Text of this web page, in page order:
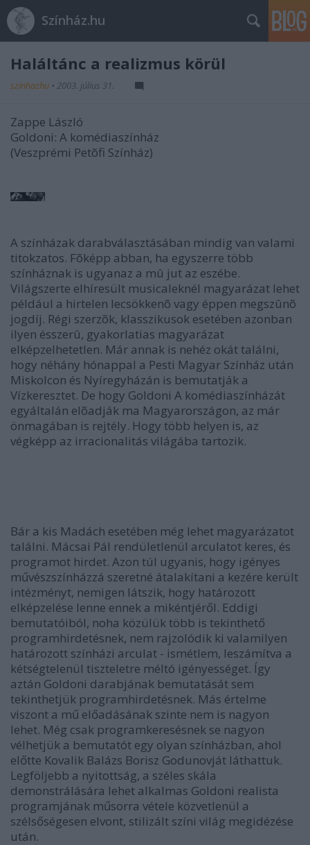
Színház.hu
Haláltánc a realizmus körül
szinhazhu • 2003. július 31.
Zappe László
Goldoni: A komédiaszínház
(Veszprémi Petõfi Színház)
A színházak darabválasztásában mindig van valami
titokzatos. Fõképp abban, ha egyszerre több
színháznak is ugyanaz a mû jut az eszébe.
Világszerte elhíresült musicaleknél magyarázat lehet
például a hirtelen lecsökkenõ vagy éppen megszûnõ
jogdíj. Régi szerzõk, klasszikusok esetében azonban
ilyen ésszerû, gyakorlatias magyarázat
elképzelhetetlen. Már annak is nehéz okát találni,
hogy néhány hónappal a Pesti Magyar Színház után
Miskolcon és Nyíregyházán is bemutatják a
Vízkeresztet. De hogy Goldoni A komédiaszínházát
egyáltalán elõadják ma Magyarországon, az már
önmagában is rejtély. Hogy több helyen is, az
végképp az irracionalitás világába tartozik.
Bár a kis Madách esetében még lehet magyarázatot
találni. Mácsai Pál rendületlenül arculatot keres, és
programot hirdet. Azon túl ugyanis, hogy igényes
művészszínházzá szeretné átalakítani a kezére került
intézményt, nemigen látszik, hogy határozott
elképzelése lenne ennek a mikéntjéről. Eddigi
bemutatóiból, noha közülük több is tekinthető
programhirdetésnek, nem rajzolódik ki valamilyen
határozott színházi arculat - ismétlem, leszámítva a
kétségtelenül tiszteletre méltó igényességet. Így
aztán Goldoni darabjának bemutatását sem
tekinthetjük programhirdetésnek. Más értelme
viszont a mű előadásának szinte nem is nagyon
lehet. Még csak programkeresésnek se nagyon
vélhetjük a bemutatót egy olyan színházban, ahol
előtte Kovalik Balázs Borisz Godunovját láthattuk.
Legföljebb a nyitottság, a széles skála
demonstrálására lehet alkalmas Goldoni realista
programjának műsorra vétele közvetlenül a
szélsőségesen elvont, stilizált színi világ megidézése
után.